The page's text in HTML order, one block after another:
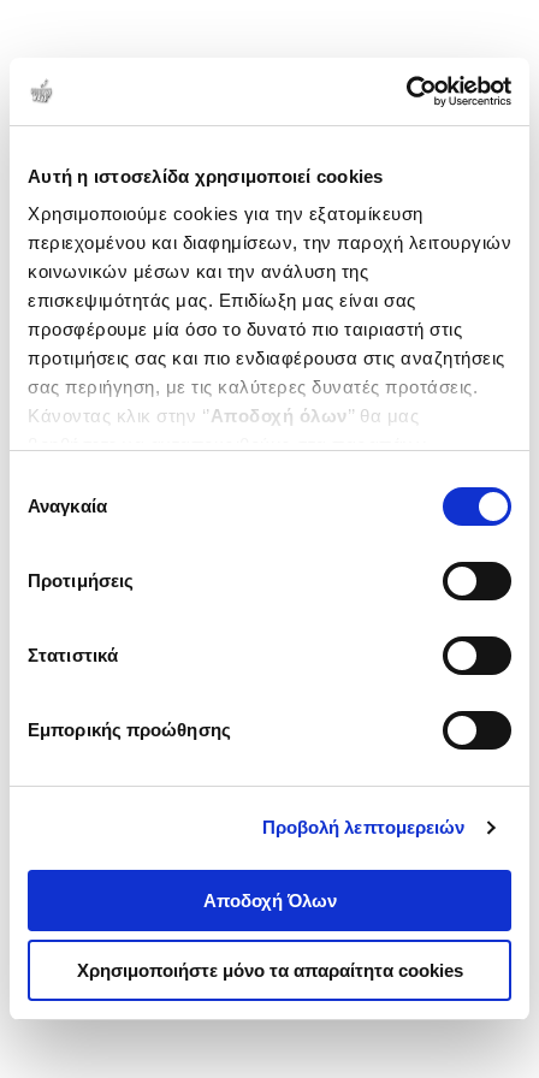
Αυτή η ιστοσελίδα χρησιμοποιεί cookies
Χρησιμοποιούμε cookies για την εξατομίκευση
περιεχομένου και διαφημίσεων, την παροχή λειτουργιών
κοινωνικών μέσων και την ανάλυση της
επισκεψιμότητάς μας. Επιδίωξη μας είναι σας
προσφέρουμε μία όσο το δυνατό πιο ταιριαστή στις
προτιμήσεις σας και πιο ενδιαφέρουσα στις αναζητήσεις
σας περιήγηση, με τις καλύτερες δυνατές προτάσεις.
Κάνοντας κλικ στην ‘’Αποδοχή όλων’’ θα μας
ενδιαφέρουν και να επιλέξετε από τα παρακάτω με την
΄΄και να ενημερωθείτε σχετικά με
συγκατάθεσης
Αναγκαία
Προτιμήσεις
Στατιστικά
Εμπορικής προώθησης
Προβολή λεπτομερειών
Αποδοχή Όλων
Χρησιμοποιήστε μόνο τα απαραίτητα cookies